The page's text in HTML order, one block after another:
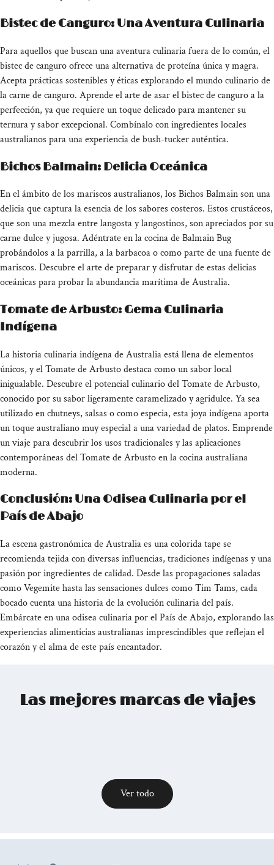
Bistec de Canguro: Una Aventura Culinaria
Para aquellos que buscan una aventura culinaria fuera de lo común, el
bistec de canguro ofrece una alternativa de proteína única y magra.
Acepta prácticas sostenibles y éticas explorando el mundo culinario de
la carne de canguro. Aprende el arte de asar el bistec de canguro a la
perfección, ya que requiere un toque delicado para mantener su
ternura y sabor excepcional. Combínalo con ingredientes locales
australianos para una experiencia de bush-tucker auténtica.
Bichos Balmain: Delicia Oceánica
En el ámbito de los mariscos australianos, los Bichos Balmain son una
delicia que captura la esencia de los sabores costeros. Estos crustáceos,
que son una mezcla entre langosta y langostinos, son apreciados por su
carne dulce y jugosa. Adéntrate en la cocina de Balmain Bug
probándolos a la parrilla, a la barbacoa o como parte de una fuente de
mariscos. Descubre el arte de preparar y disfrutar de estas delicias
oceánicas para probar la abundancia marítima de Australia.
Tomate de Arbusto: Gema Culinaria
Indígena
La historia culinaria indígena de Australia está llena de elementos
únicos, y el Tomate de Arbusto destaca como un sabor local
inigualable. Descubre el potencial culinario del Tomate de Arbusto,
conocido por su sabor ligeramente caramelizado y agridulce. Ya sea
utilizado en chutneys, salsas o como especia, esta joya indígena aporta
un toque australiano muy especial a una variedad de platos. Emprende
un viaje para descubrir los usos tradicionales y las aplicaciones
contemporáneas del Tomate de Arbusto en la cocina australiana
moderna.
Conclusión: Una Odisea Culinaria por el
País de Abajo
La escena gastronómica de Australia es una colorida tape se
recomienda tejida con diversas influencias, tradiciones indígenas y una
pasión por ingredientes de calidad. Desde las propagaciones saladas
como Vegemite hasta las sensaciones dulces como Tim Tams, cada
bocado cuenta una historia de la evolución culinaria del país.
Embárcate en una odisea culinaria por el País de Abajo, explorando las
experiencias alimenticias australianas imprescindibles que reflejan el
corazón y el alma de este país encantador.
Las mejores marcas de viajes
Ver todo
Relevant